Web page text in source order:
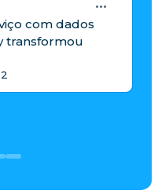
com dados
transformou